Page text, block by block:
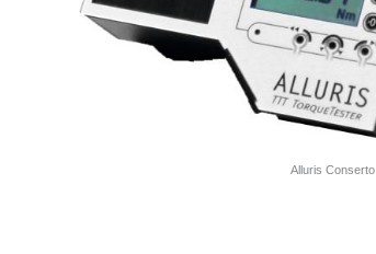
Alluris Conserto